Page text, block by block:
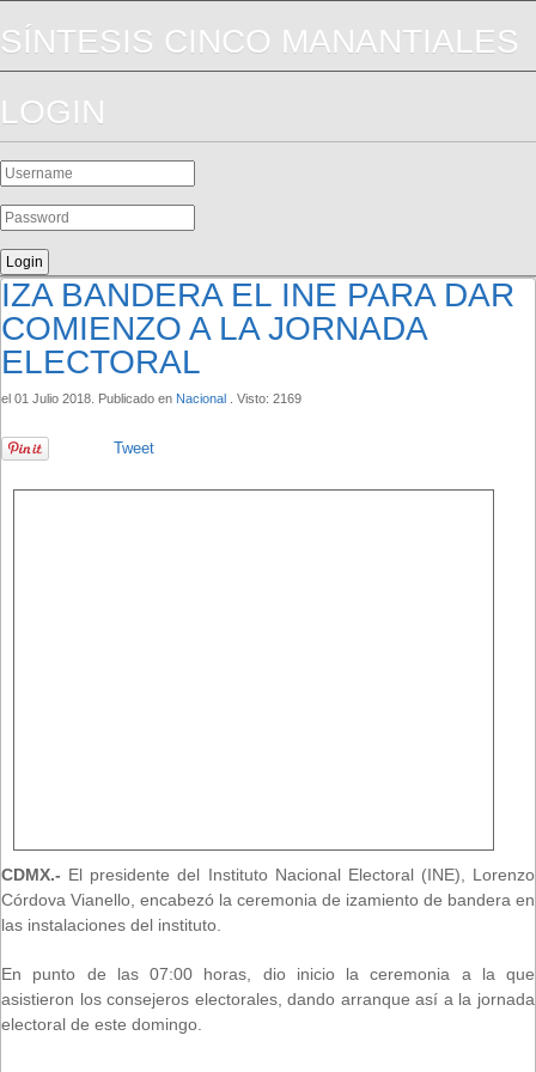
SÍNTESIS CINCO MANANTIALES
LOGIN
IZA BANDERA EL INE PARA DAR
COMIENZO A LA JORNADA
ELECTORAL
el 01 Julio 2018 . Publicado en Nacional . Visto: 2169
Tweet
CDMX.- El presidente del Instituto Nacional Electoral (INE), Lorenzo
Córdova Vianello, encabezó la ceremonia de izamiento de bandera en
las instalaciones del instituto.
En punto de las 07:00 horas, dio inicio la ceremonia a la que
asistieron los consejeros electorales, dando arranque así a la jornada
electoral de este domingo.